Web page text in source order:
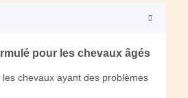
pour les chevaux âgés
chevaux ayant des problèmes